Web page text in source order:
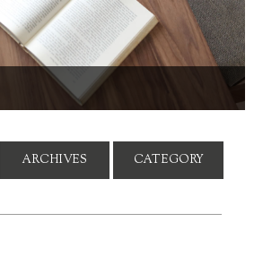
ARCHIVES CATEGORY